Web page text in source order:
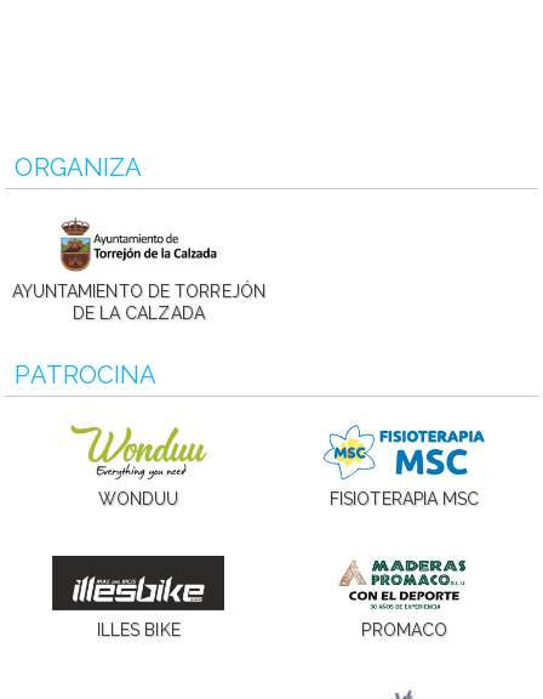
ORGANIZA
AYUNTAMIENTO DE TORREJÓN
DE LA CALZADA
PATROCINA
WONDUU FISIOTERAPIA MSC
ILLES BIKE PROMACO